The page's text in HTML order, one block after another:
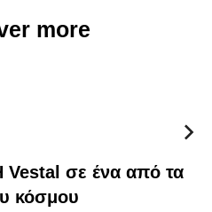
more
σε ένα από τα
κόσμου